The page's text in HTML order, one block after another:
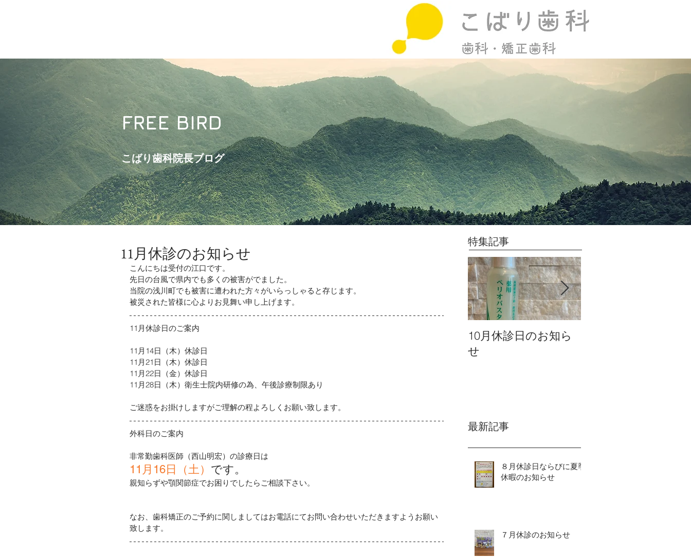
FREE BIRD
こばり歯科院長ブログ​
11月休診のお知らせ
こんにちは受付の江口です。
先日の台風で県内でも多くの被害がでました。
当院の浅川町でも被害に遭われた方々がいらっしゃると存じます。
被災された皆様に心よりお見舞い申し上げます。
11月休診日のご案内
11月14日（木）休診日
11月21日（木）休診日
11月22日（金）休診日
11月28日（木）衛生士院内研修の為、午後診療制限あり
ご迷惑をお掛けしますがご理解の程よろしくお願い致します。
外科日のご案内
非常勤歯科医師（西山明宏）の診療日は
11月16日（土） です。
親知らずや顎関節症でお困りでしたらご相談下さい。
なお、歯科矯正のご予約に関しましてはお電話にてお問い合わせいただきますようお願い
致します。
特集記事
10月休診日のお知ら
せ
最新記事
８月休診日ならびに夏季
休暇のお知らせ
７月休診のお知らせ